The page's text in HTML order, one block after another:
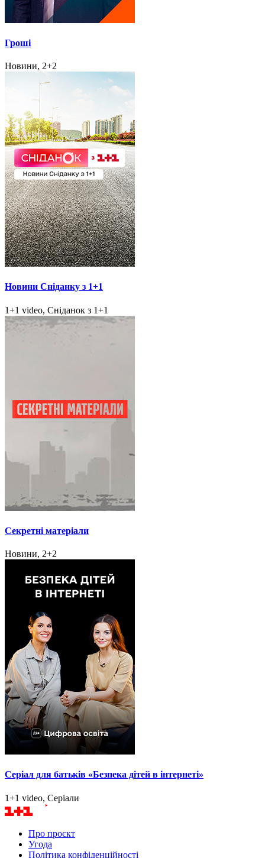
Гроші
Новини, 2+2
Новини Сніданку з 1+1
1+1 video, Сніданок з 1+1
Секретні матеріали
Новини, 2+2
Серіал для батьків «Безпека дітей в інтернеті»
1+1 video, Серіали
Про проєкт
Угода
Політика конфіденційності